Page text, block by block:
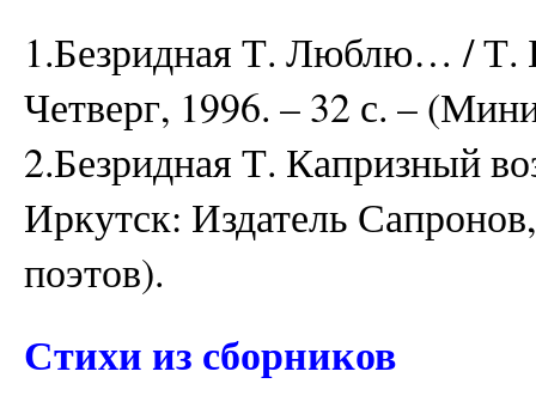
1.Безридная Т. Люблю… / Т.
Четверг, 1996. – 32 с. –
2.Безридная Т. Капризный
Иркутск: Издатель
поэтов).
Стихи из сборников